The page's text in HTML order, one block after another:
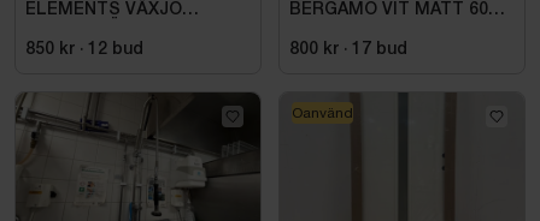
ELEMENTS VÄXJÖ
850 kr · 12 bud
BERGAMO VIT MATT 60
800 kr · 17 bud
Oanvänd